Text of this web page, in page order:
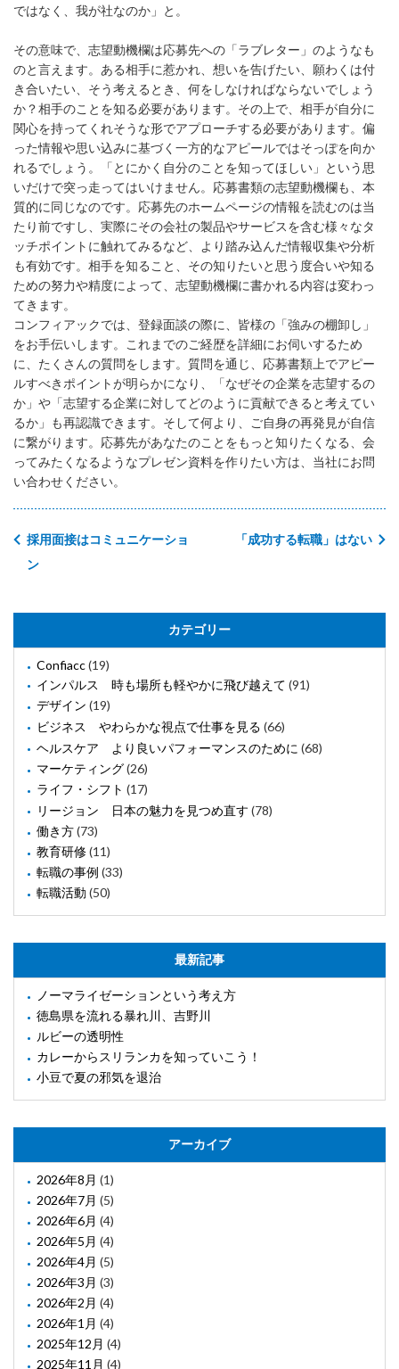
ではなく、我が社なのか」と。
その意味で、志望動機欄は応募先への「ラブレター」のようなも
のと言えます。ある相手に惹かれ、想いを告げたい、願わくは付
き合いたい、そう考えるとき、何をしなければならないでしょう
か？相手のことを知る必要があります。その上で、相手が自分に
関心を持ってくれそうな形でアプローチする必要があります。偏
った情報や思い込みに基づく一方的なアピールではそっぽを向か
れるでしょう。「とにかく自分のことを知ってほしい」という思
いだけで突っ走ってはいけません。応募書類の志望動機欄も、本
質的に同じなのです。応募先のホームページの情報を読むのは当
たり前ですし、実際にその会社の製品やサービスを含む様々なタ
ッチポイントに触れてみるなど、より踏み込んだ情報収集や分析
も有効です。相手を知ること、その知りたいと思う度合いや知る
ための努力や精度によって、志望動機欄に書かれる内容は変わっ
てきます。
コンフィアックでは、登録面談の際に、皆様の「強みの棚卸し」
をお手伝いします。これまでのご経歴を詳細にお伺いするため
に、たくさんの質問をします。質問を通じ、応募書類上でアピー
ルすべきポイントが明らかになり、「なぜその企業を志望するの
か」や「志望する企業に対してどのように貢献できると考えてい
るか」も再認識できます。そして何より、ご自身の再発見が自信
に繋がります。応募先があなたのことをもっと知りたくなる、会
ってみたくなるようなプレゼン資料を作りたい方は、当社にお問
い合わせください。
「成功する転職」はない
採用面接はコミュニケーショ
ン
カテゴリー
Confiacc(19)
インパルス 時も場所も軽やかに飛び越えて (91)
デザイン (19)
ビジネス やわらかな視点で仕事を見る (66)
ヘルスケア より良いパフォーマンスのために (68)
マーケティング(26)
ライフ・シフト (17)
リージョン 日本の魅力を見つめ直す (78)
働き方(73)
教育研修(11)
転職の事例 (33)
転職活動 (50)
最新記事
ノーマライゼーションという考え方
徳島県を流れる暴れ川、吉野川
ルビーの透明性
カレーからスリランカを知っていこう！
小豆で夏の邪気を退治
アーカイブ
2026年8月 (1)
2026年7月 (5)
2026年6月 (4)
2026年5月 (4)
2026年4月 (5)
2026年3月 (3)
2026年2月 (4)
2026年1月 (4)
2025年12月 (4)
2025年11月 (4)